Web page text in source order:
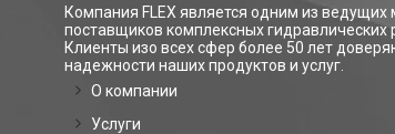
Компания FLEX является одним из ведущих
поставщиков комплексных гидравлических
Клиенты изо всех сфер более 50 лет
надежности наших продуктов и услуг.
О компании
Услуги